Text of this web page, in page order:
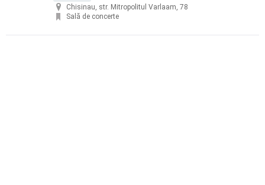
Chisinau, str. Mitropolitul Varlaam, 78
Sală de concerte